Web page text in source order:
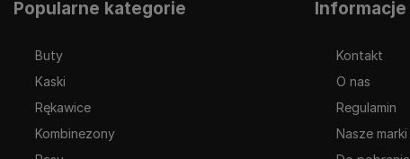
Popularne kategorie
Buty
Kaski
Rękawice
Kombinezony
Informacje
Kontakt
O nas
Regulamin
Nasze marki